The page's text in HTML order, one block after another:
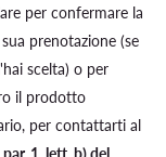
per confermare la
prenotazione (se
scelta) o per
il prodotto
per contattarti al
1, lett. b) del